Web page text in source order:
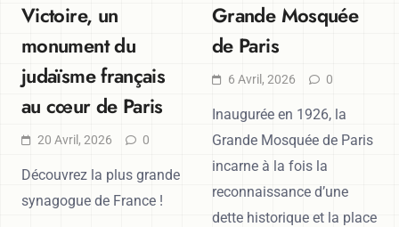
Victoire, un
monument du
judaïsme français
au cœur de Paris
20 Avril, 2026 0
Découvrez la plus grande
synagogue de France !
Grande Mosquée
de Paris
6 Avril, 2026 0
Inaugurée en 1926, la
Grande Mosquée de Paris
incarne à la fois la
reconnaissance d’une
dette historique et la place